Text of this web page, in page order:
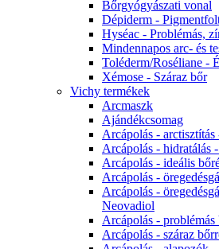
Bőrgyógyászati vonal
Dépiderm -
Hyséac - Problémás,
Mindennapos arc- és
Toléderm/Roséliane -
Xémose - Száraz bőr
Vichy termékek
Arcmaszk
Ajándékcsomag
Arcápolás -
Arcápolás - hidratálás
Arcápolás - ideális
Arcápolás -
Arcápolás -
Neovadiol
Arcápolás -
Arcápolás - száraz